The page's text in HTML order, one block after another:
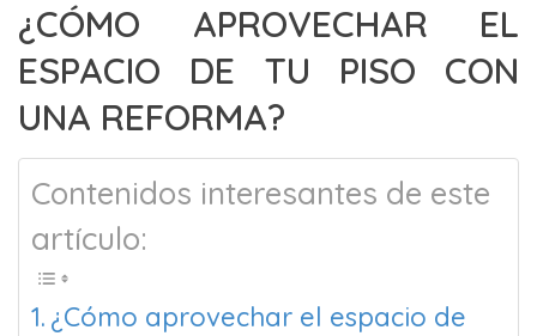
¿CÓMO APROVECHAR EL
ESPACIO DE TU PISO CON
UNA REFORMA?
Contenidos interesantes de este
artículo:
¿Cómo aprovechar el espacio de